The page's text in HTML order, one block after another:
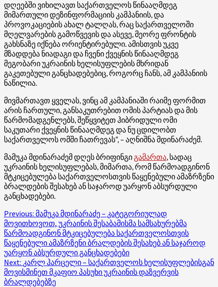
დღეებში ვიხილავთ საქართველოს წინააღმდეგ
მიმართული დეზინფორმაციის კამპანიის, და
პროვოკაციების ახალ ტალღას, რაც საქართველოში
მღელვარების გამოწვევის და ასევე, მეორე ფრონტის
გახსნაზე იქნება ორიენტირებული. ამისთვის უკვე
მზადდება ნიადაგი და ჩვენი ქვეყნის წინააღმდეგ
მეგობარი უკრაინის ხელისუფლების მხრიდან
გაკეთებული განცხადებებიც, როგორც ჩანს, ამ კამპანიის
ნაწილია.
მივმართავთ ყველას, ვინც ამ კამპანიაში რაიმე ფორმით
არის ჩართული, განსაკუთრებით ომის პარტიას და მის
წარმომადგენლებს, შეწყვიტეთ ჰიბრიდული ომი
საკუთარი ქვეყნის წინააღმდეგ და ნუ ცდილობთ
საქართველოს ომში ჩათრევას“, – აღნიშნამდინარაძემ.
მამუკამდინარაძემდღეს ბრიფინგიგამართა, სადაც
უკრაინის ხელისუფლებას, მიმართა, რომ წარმოადგინონ
მტკიცებულება საქართველოსთვის წაყენებული ამაზრზენი
ბრალდების შესახებ ან საჯაროდ უარყონ აბსურდული
განცხადებები.
Post
navigation
Previous: მამუკა მდინარაძე – კატეგორიულად
მოვითხოვოთ, უკრაინის შესაბამისმა სამსახურებმა
წარმოადგინონ მტკიცებულება საქართველოსთვის
წაყენებული ამაზრზენი ბრალდების შესახებ ან საჯაროდ
უარყონ აბსურდული განცხადებები
Next: კარლ ჰარცელი – საქართველოს ხელისუფლებისგან
მოვისმინეთ მკაფიო პასუხი უკრაინის დაზვერვის
ბრალდებებზე